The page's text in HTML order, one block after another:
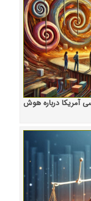
آمریکا درباره هوش